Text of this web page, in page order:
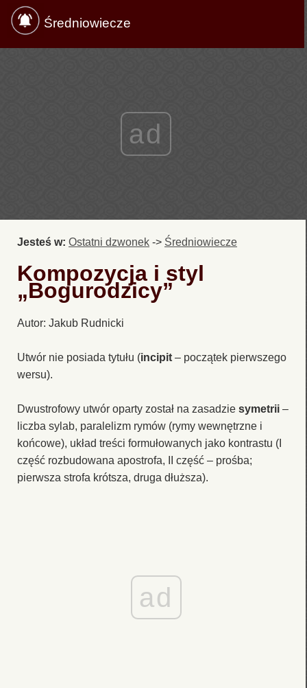
Średniowiecze
ad
Jesteś w: Ostatni dzwonek -> Średniowiecze
Kompozycja i styl
„Bogurodzicy”
Autor: Jakub Rudnicki
Utwór nie posiada tytułu (incipit – początek pierwszego
wersu).
Dwustrofowy utwór oparty został na zasadzie symetrii –
liczba sylab, paralelizm rymów (rymy wewnętrzne i
końcowe), układ treści formułowanych jako kontrastu (I
część rozbudowana apostrofa, II część – prośba;
pierwsza strofa krótsza, druga dłuższa).
ad